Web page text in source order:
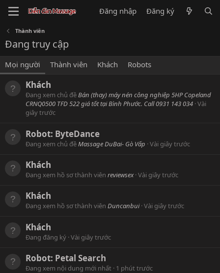
Đăng nhập Đăng ký
Thành viên
Đang truy cập
Mọi người Thành viên Khách Robots
Khách
Đang xem chủ đềBán (thay) máy nén công nghiệp 5HP Copeland
CRNQ0500 TFD 522 giá tốt tại Bình Phước. Call 0931 143 034 Vài
giây trước
Robot: ByteDance
Đang xem chủ đềMassage DuBai- Gò Vấp Vài giây trước
Khách
Đang xem hồ sơ thành viên reviewsex Vài giây trước
Khách
Đang xem hồ sơ thành viên Duncanbui Vài giây trước
Khách
Đang đăng ký Vài giây trước
Robot: Petal Search
Đang xem nội dung mới nhất 1 phút trước